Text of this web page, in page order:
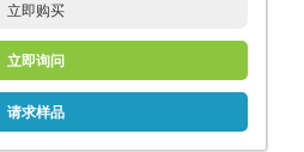
立即购买
立即询问
请求样品